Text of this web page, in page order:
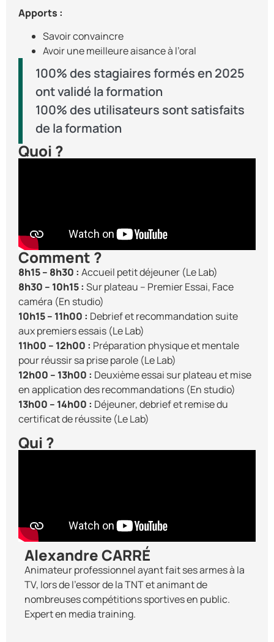
Apports :
Savoir convaincre
Avoir une meilleure aisance à l’oral
100% des stagiaires formés en 2025
ont validé la formation
100% des utilisateurs sont satisfaits
de la formation
Quoi ?
Comment ?
8h15 – 8h30 : Accueil petit déjeuner (Le Lab)
8h30 – 10h15 : Sur plateau – Premier Essai, Face
caméra (En studio)
10h15 – 11h00 : Debrief et recommandation suite
aux premiers essais (Le Lab)
11h00 – 12h00 : Préparation physique et mentale
pour réussir sa prise parole (Le Lab)
12h00 – 13h00 : Deuxième essai sur plateau et mise
en application des recommandations (En studio)
13h00 – 14h00 : Déjeuner, debrief et remise du
certificat de réussite (Le Lab)
Qui ?
Alexandre CARRÉ
Animateur professionnel ayant fait ses armes à la
TV, lors de l’essor de la TNT et animant de
nombreuses compétitions sportives en public.
Expert en media training.